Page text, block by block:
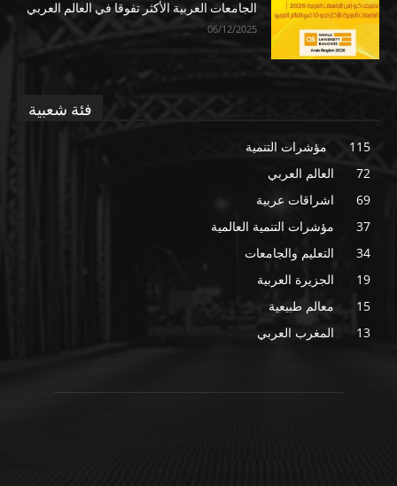
الجامعات العربية الأكثر تفوقا في العالم العربي
06/12/2025
فئة شعبية
مؤشرات التنمية
115
العالم العربي
72
اشراقات عربية
69
مؤشرات التنمية العالمية
37
التعليم والجامعات
34
الجزيرة العربية
19
معالم طبيعية
15
المغرب العربي
13